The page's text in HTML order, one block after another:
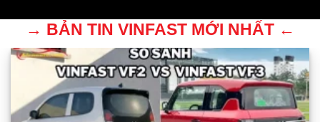
→ BẢN TIN VINFAST MỚI NHẤT ←